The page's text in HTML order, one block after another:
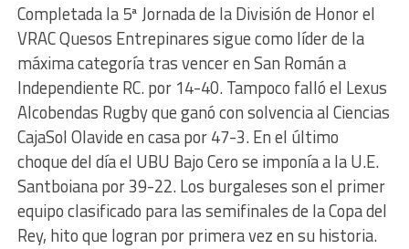
Completada la 5ª Jornada de la División de Honor el
VRAC Quesos Entrepinares sigue como líder de la
máxima categoría tras vencer en San Román a
Independiente RC. por 14-40. Tampoco falló el Lexus
Alcobendas Rugby que ganó con solvencia al Ciencias
CajaSol Olavide en casa por 47-3. En el último
choque del día el UBU Bajo Cero se imponía a la U.E.
Santboiana por 39-22. Los burgaleses son el primer
equipo clasificado para las semifinales de la Copa del
Rey, hito que logran por primera vez en su historia.